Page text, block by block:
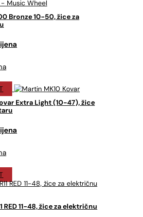
Bronze 10-50, žice za
Extra Light (10-47), žice
RED 11-48, žice za električnu